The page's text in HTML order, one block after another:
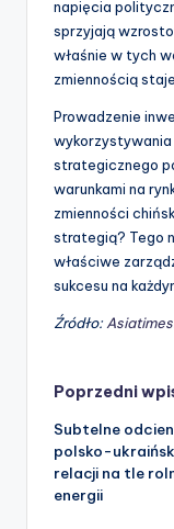
napięcia
sprzyjają
właśnie w tych
zmiennością
Prowadzenie
wykorzystywania
strategicznego
warunkami na
zmienności
strategią? Tego
właściwe
sukcesu na
Źródło:
Poprzedni
Subtelne
polsko-
relacji na tle
energii